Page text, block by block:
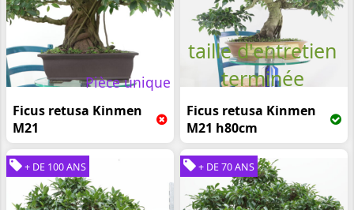
Pièce unique
Ficus retusa Kinmen
M21
taille d'entretien
terminée
Ficus retusa Kinmen
M21 h80cm
+ DE 100 ANS + DE 70 ANS